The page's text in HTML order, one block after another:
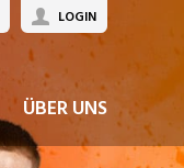
ÜBER UNS
LOGIN
JETZT BEWERBEN